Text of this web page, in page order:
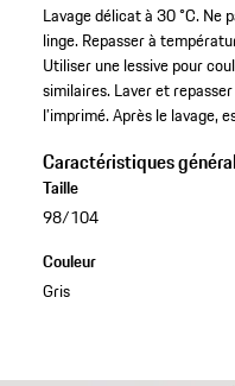
Lavage délicat à 30 °C. Ne
linge. Repasser à
Utiliser une lessive pour
similaires. Laver et
l’imprimé. Après le lavage,
Caractéristiques
Taille
98/104
Couleur
Gris